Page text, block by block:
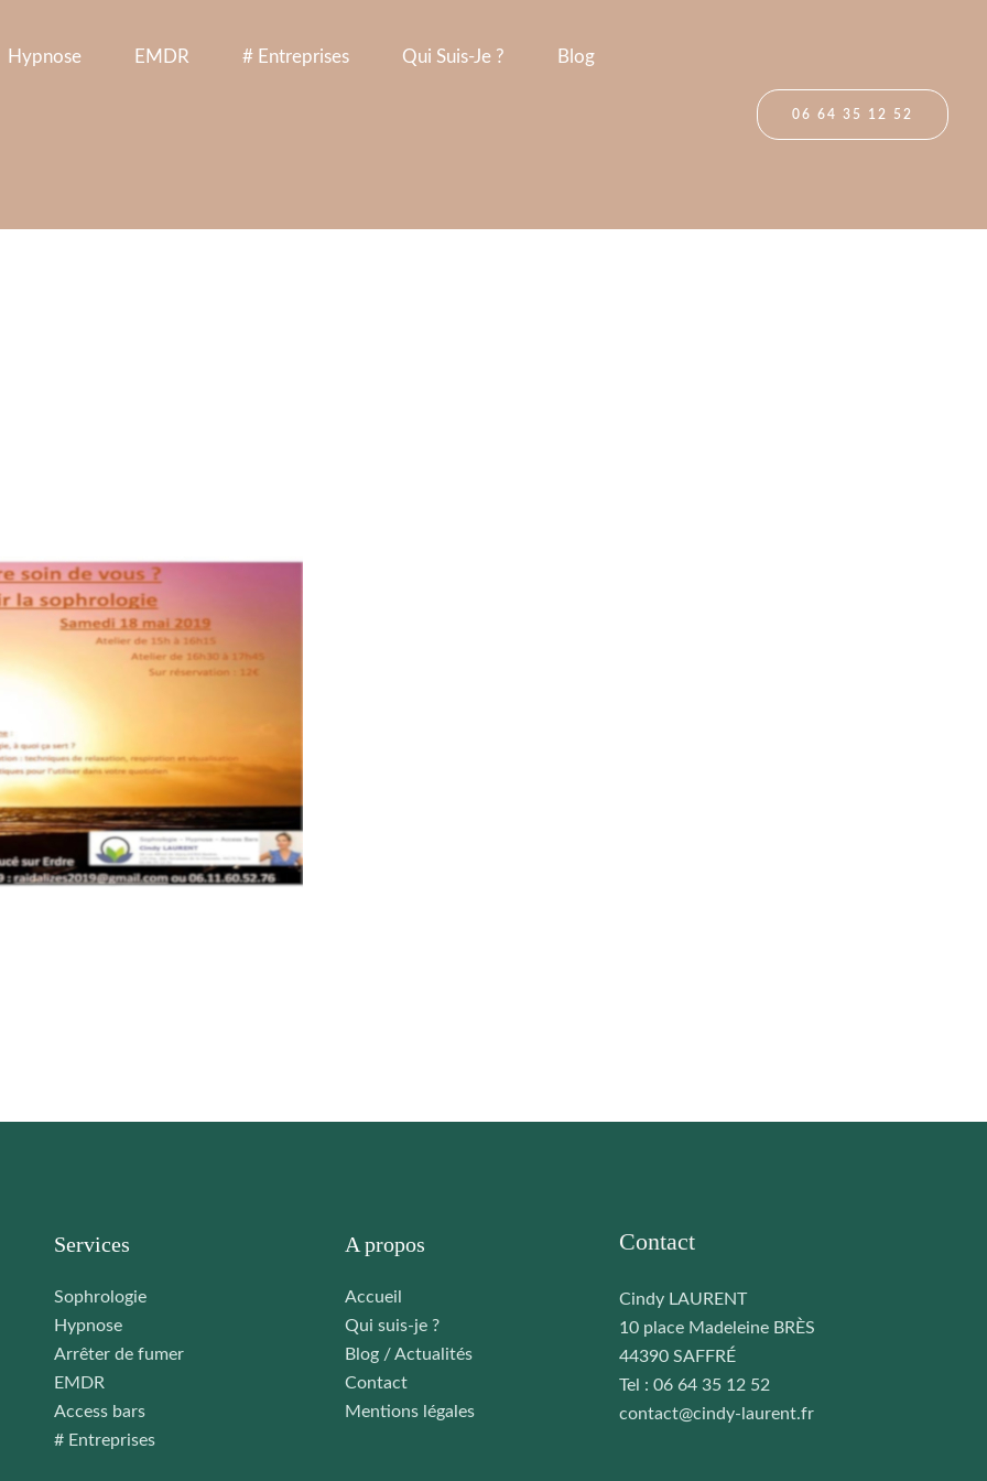
Hypnose EMDR # Entreprises Qui Suis-Je ? Blog
06 64 35 12 52
Services
Sophrologie
Hypnose
Arrêter de fumer
EMDR
Access bars
# Entreprises
A propos
Accueil
Qui suis-je ?
Blog / Actualités
Contact
Mentions légales
Contact
Cindy LAURENT
10 place Madeleine BRÈS
44390 SAFFRÉ
Tel : 06 64 35 12 52
contact@cindy-laurent.fr